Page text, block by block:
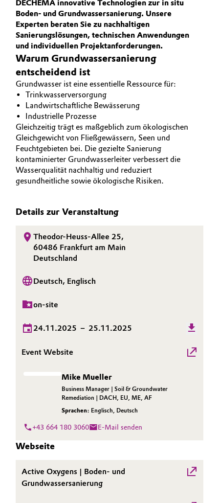
Automotive & Transportation
Battery
Building, Construction & Infrastructure
Catalysts
Chemical Industry
Circular Economy
Coatings, Paints & Printing
Composites
Consumer Goods & Lifestyle
Electronics & Telecommunications
Energy, Environment & Utilities
Food & Beverage
Green Hydrogen
Home Care & Cleaning
Industrial Manufacturing & Machinery
Lubricants & Lubricant Additives
Medical Devices
Metals & Mining
Personal Care & Beauty
BVB Partnerschaft
Geschichte
Struktur & Organisation
Vorstand
Aufsichtsrat
Struktur
Business Lines
Weltweite Standorte
ESHQ
Governance & Compliance
Allgemeine Verkaufs- und Lieferbedingungen
(AVB)
Medien
INVESTOREN
NACHHALTIGKEIT
KARRIERE
MEDIEN
EVENTS
DOCUMENTS
DECHEMA innovative Technologien zur in situ
Boden- und Grundwassersanierung. Unsere
Experten beraten Sie zu nachhaltigen
Sanierungslösungen, technischen Anwendungen
und individuellen Projektanforderungen.
Warum Grundwassersanierung
entscheidend ist
Grundwasser ist eine essentielle Ressource für:
Trinkwasserversorgung
Landwirtschaftliche Bewässerung
Industrielle Prozesse
Gleichzeitig trägt es maßgeblich zum ökologischen
Gleichgewicht von Fließgewässern, Seen und
Feuchtgebieten bei. Die gezielte Sanierung
kontaminierter Grundwasserleiter verbessert die
Wasserqualität nachhaltig und reduziert
gesundheitliche sowie ökologische Risiken.
Details zur Veranstaltung
Theodor-Heuss-Allee 25,
60486 Frankfurt am Main
Deutschland
Deutsch, Englisch
on-site
24.11.2025 – 25.11.2025
Event Website
Mike Mueller
Business Manager | Soil & Groundwater
Remediation | DACH, EU, ME, AF
Sprachen: Englisch, Deutsch
+43 664 180 3060 E-Mail senden
Webseite
Active Oxygens | Boden- und
Grundwassersanierung